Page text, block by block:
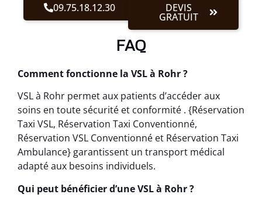
09.75.18.12.30 DEVIS
GRATUIT
FAQ
Comment fonctionne la VSL à Rohr ?
VSL à Rohr permet aux patients d’accéder aux
soins en toute sécurité et conformité . {Réservation
Taxi VSL, Réservation Taxi Conventionné,
Réservation VSL Conventionné et Réservation Taxi
Ambulance} garantissent un transport médical
adapté aux besoins individuels.
Qui peut bénéficier d’une VSL à Rohr ?